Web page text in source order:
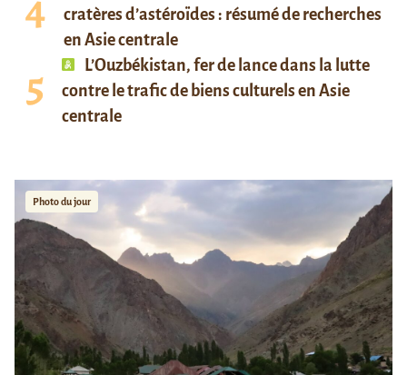
cratères d’astéroïdes : résumé de recherches
en Asie centrale
L’Ouzbékistan, fer de lance dans la lutte
contre le trafic de biens culturels en Asie
centrale
Photo du jour